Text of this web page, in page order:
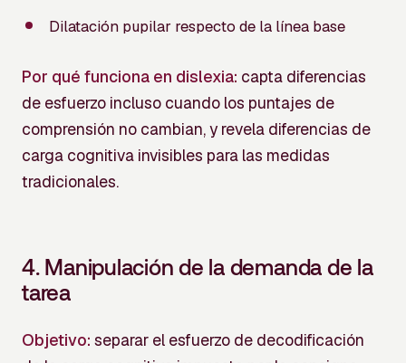
Dilatación pupilar respecto de la línea base
Por qué funciona en dislexia: capta diferencias
de esfuerzo incluso cuando los puntajes de
comprensión no cambian, y revela diferencias de
carga cognitiva invisibles para las medidas
tradicionales.
4. Manipulación de la demanda de la
tarea
Objetivo: separar el esfuerzo de decodificación